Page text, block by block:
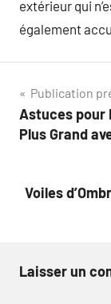
extérieur qui
également
de
Publication
Astuces pour
Plus Grand
Voiles
Laisser un